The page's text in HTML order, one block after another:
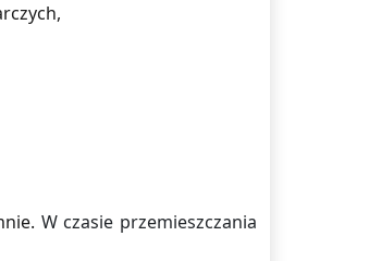
W czasie przemieszczania